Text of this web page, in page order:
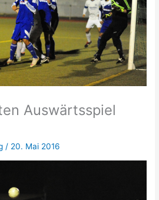
Auswärtsspiel
/ 20. Mai 2016